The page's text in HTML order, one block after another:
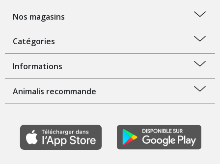
Nos magasins
Catégories
Informations
Animalis recommande